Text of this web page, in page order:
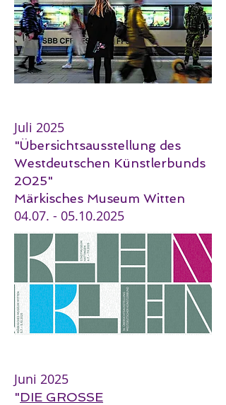
Juli 2025
"Übersichtsausstellung des
Westdeutschen Künstlerbunds
2025"
Märkisches Museum Witten
04.07. - 05.10.2025
Juni 2025
"DIE GROSSE